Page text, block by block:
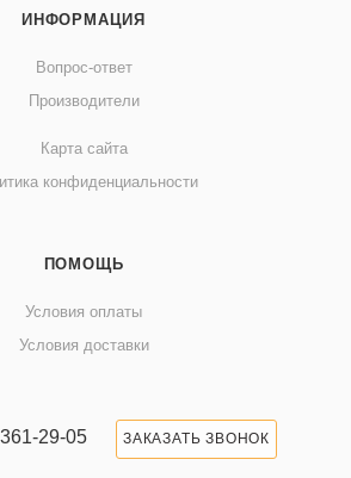
ИНФОРМАЦИЯ
Вопрос-ответ
Производители
Карта сайта
конфиденциальности
ПОМОЩЬ
Условия оплаты
Условия доставки
29-05 ЗАКАЗАТЬ ЗВОНОК